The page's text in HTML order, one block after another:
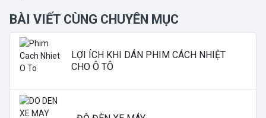
BÀI VIẾT CÙNG CHUYÊN MỤC
LỢI ÍCH KHI DÁN PHIM CÁCH NHIỆT
CHO Ô TÔ